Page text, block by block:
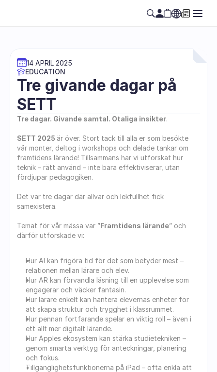
14 APRIL 2025
EDUCATION
Tre givande dagar på
SETT
Tre dagar. Givande samtal. Otaliga insikter.
SETT 2025 är över. Stort tack till alla er som besökte
vår monter, deltog i workshops och delade tankar om
framtidens lärande! Tillsammans har vi utforskat hur
teknik – rätt använd – inte bara effektiviserar, utan
fördjupar pedagogiken.
Det var tre dagar där allvar och lekfullhet fick
samexistera.
Temat för vår mässa var ”Framtidens lärande” och
därför utforskade vi:
Hur AI kan frigöra tid för det som betyder mest –
relationen mellan lärare och elev.
Hur AR kan förvandla läsning till en upplevelse som
engagerar och väcker fantasin.
Hur lärare enkelt kan hantera elevernas enheter för
att skapa struktur och trygghet i klassrummet.
Hur pennan fortfarande spelar en viktig roll – även i
ett allt mer digitalt lärande.
Hur Apples ekosystem kan stärka studietekniken –
genom smarta verktyg för anteckningar, planering
och fokus.
Tillgänglighetsfunktionerna på iPad – ofta enkla att